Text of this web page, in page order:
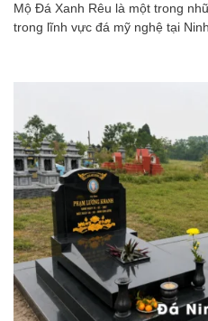
Mộ Đá Xanh Rêu là một trong
trong lĩnh vực đá mỹ nghệ tại